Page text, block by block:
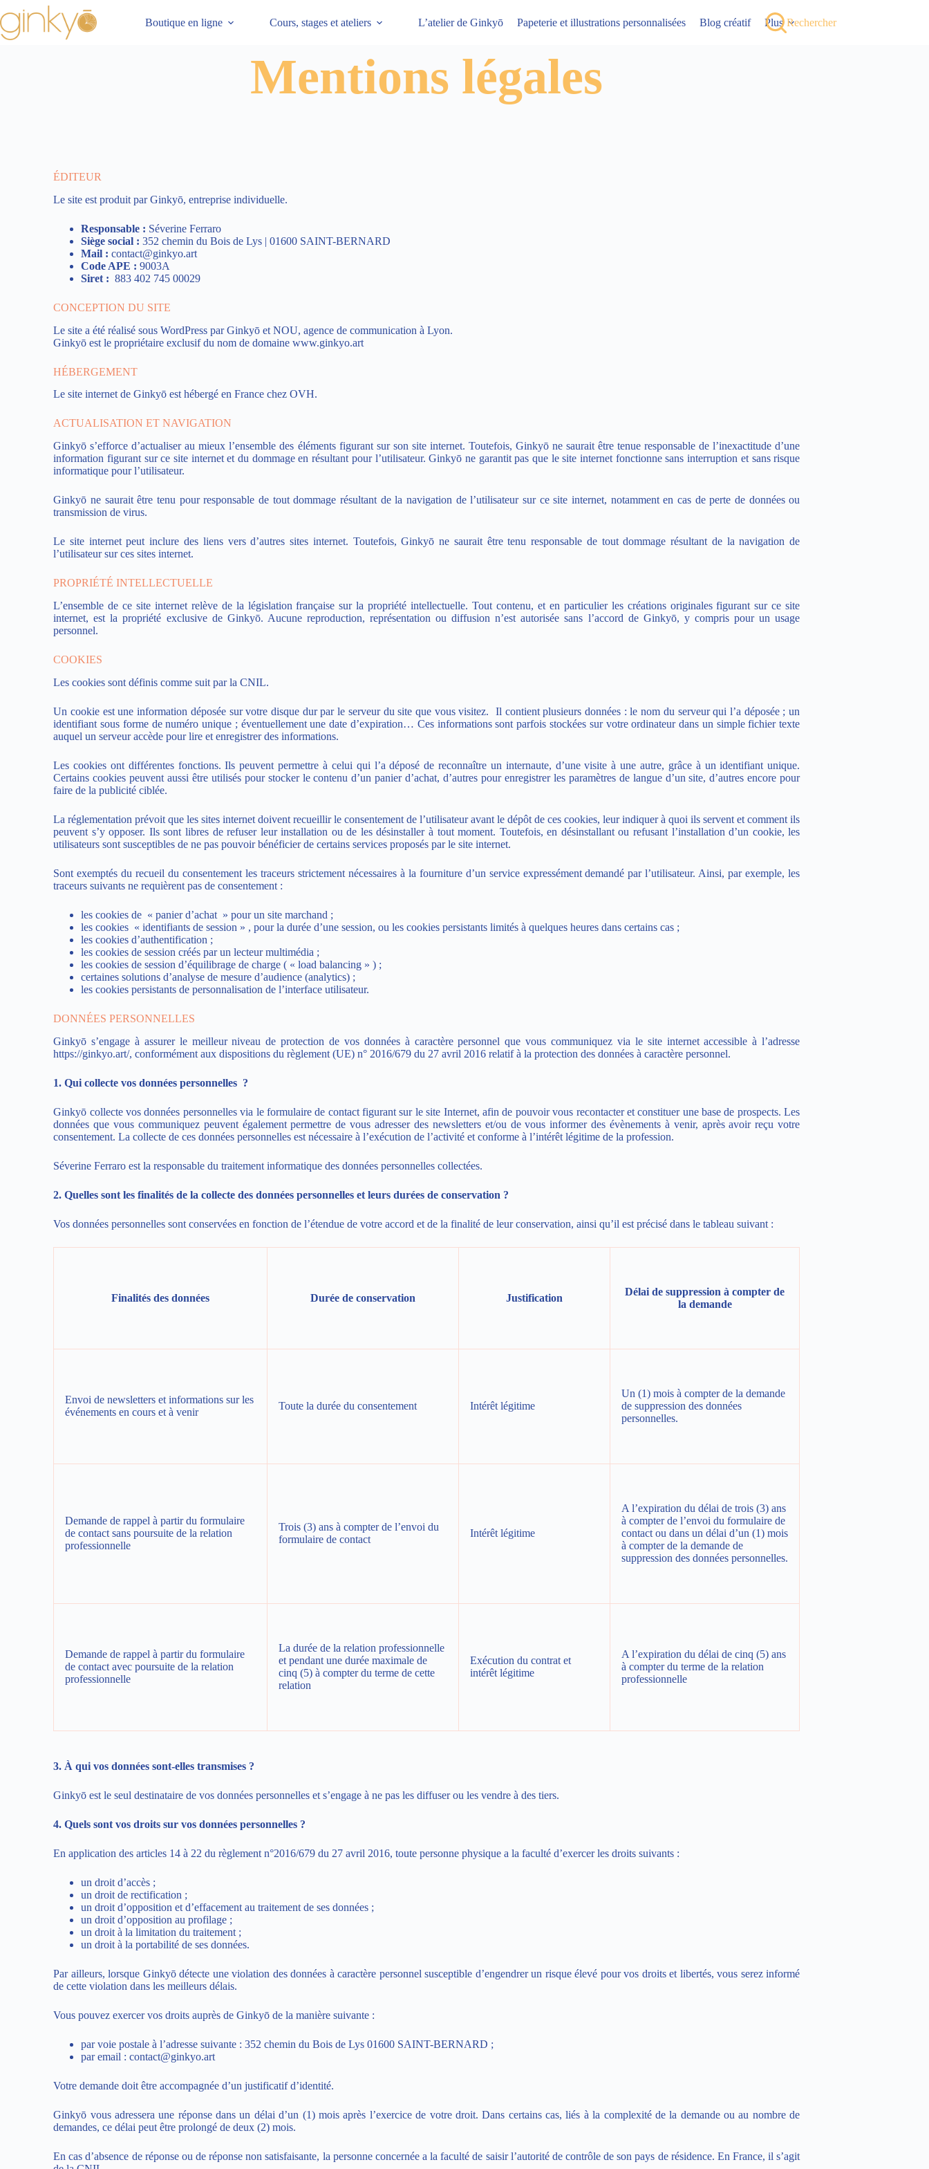
Boutique en ligne Cours, stages et ateliers L’atelier de Ginkyō Papeterie et illustrations personnalisées Blog créatif Plus Rechercher
Mentions légales
ÉDITEUR
Le site est produit par Ginkyō, entreprise individuelle.
Responsable : Séverine Ferraro
Siège social :352 chemin du Bois de Lys | 01600 SAINT-BERNARD
Mail : contact@ginkyo.art
Code APE : 9003A
Siret : 883 402 745 00029
CONCEPTION DU SITE
Le site a été réalisé sous WordPress par Ginkyō etNOU, agence de communication à Lyon.
Ginkyō est le propriétaire exclusif du nom de domaine www.ginkyo.art
HÉBERGEMENT
Le site internet de Ginkyō est hébergé en France chezOVH.
ACTUALISATION ET NAVIGATION
Ginkyō s’efforce d’actualiser au mieux l’ensemble des éléments figurant sur son site internet. Toutefois, Ginkyō ne saurait être tenue responsable de l’inexactitude d’une
information figurant sur ce site internet et du dommage en résultant pour l’utilisateur. Ginkyō ne garantit pas que le site internet fonctionne sans interruption et sans risque
informatique pour l’utilisateur.
Ginkyō ne saurait être tenu pour responsable de tout dommage résultant de la navigation de l’utilisateur sur ce site internet, notamment en cas de perte de données ou
transmission de virus.
Le site internet peut inclure des liens vers d’autres sites internet. Toutefois, Ginkyō ne saurait être tenu responsable de tout dommage résultant de la navigation de
l’utilisateur sur ces sites internet.
PROPRIÉTÉ INTELLECTUELLE
L’ensemble de ce site internet relève de la législation française sur la propriété intellectuelle. Tout contenu, et en particulier les créations originales figurant sur ce site
internet, est la propriété exclusive de Ginkyō. Aucune reproduction, représentation ou diffusion n’est autorisée sans l’accord de Ginkyō, y compris pour un usage
personnel.
COOKIES
Les cookies sont définis comme suit par laCNIL.
Un cookie est une information déposée sur votre disque dur par le serveur du site que vous visitez. Il contient plusieurs données : le nom du serveur qui l’a déposée ; un
identifiant sous forme de numéro unique ; éventuellement une date d’expiration… Ces informations sont parfois stockées sur votre ordinateur dans un simple fichier texte
auquel un serveur accède pour lire et enregistrer des informations.
Les cookies ont différentes fonctions. Ils peuvent permettre à celui qui l’a déposé de reconnaître un internaute, d’une visite à une autre, grâce à un identifiant unique.
Certains cookies peuvent aussi être utilisés pour stocker le contenu d’un panier d’achat, d’autres pour enregistrer les paramètres de langue d’un site, d’autres encore pour
faire de la publicité ciblée.
La réglementation prévoit que les sites internet doivent recueillir le consentement de l’utilisateur avant le dépôt de ces cookies, leur indiquer à quoi ils servent et comment ils
peuvent s’y opposer. Ils sont libres de refuser leur installation ou de les désinstaller à tout moment. Toutefois, en désinstallant ou refusant l’installation d’un cookie, les
utilisateurs sont susceptibles de ne pas pouvoir bénéficier de certains services proposés par le site internet.
Sont exemptés du recueil du consentement les traceurs strictement nécessaires à la fourniture d’un service expressément demandé par l’utilisateur. Ainsi, par exemple, les
traceurs suivants ne requièrent pas de consentement :
les cookies de « panier d’achat » pour un site marchand ;
les cookies « identifiants de session » , pour la durée d’une session, ou les cookies persistants limités à quelques heures dans certains cas ;
les cookies d’authentification ;
les cookies de session créés par un lecteur multimédia ;
les cookies de session d’équilibrage de charge ( « load balancing » ) ;
certaines solutions d’analyse de mesure d’audience (analytics) ;
les cookies persistants de personnalisation de l’interface utilisateur.
DONNÉES PERSONNELLES
Ginkyō s’engage à assurer le meilleur niveau de protection de vos données à caractère personnel que vous communiquez via le site internet accessible à l’adresse
https://ginkyo.art/, conformément aux dispositions du règlement (UE) n° 2016/679 du 27 avril 2016 relatif à la protection des données à caractère personnel.
1. Qui collecte vos données personnelles ?
Ginkyō collecte vos données personnelles via le formulaire de contact figurant sur le site Internet, afin de pouvoir vous recontacter et constituer une base de prospects. Les
données que vous communiquez peuvent également permettre de vous adresser des newsletters et/ou de vous informer des évènements à venir, après avoir reçu votre
consentement. La collecte de ces données personnelles est nécessaire à l’exécution de l’activité et conforme à l’intérêt légitime de la profession.
Séverine Ferraro est la responsable du traitement informatique des données personnelles collectées.
2. Quelles sont les finalités de la collecte des données personnelles et leurs durées de conservation ?
Vos données personnelles sont conservées en fonction de l’étendue de votre accord et de la finalité de leur conservation, ainsi qu’il est précisé dans le tableau suivant :
Finalités des données Durée de conservation Justification
Délai de suppression à compter de
la demande
Envoi de newsletters et informations sur les
événements en cours et à venir
Toute la durée du consentement Intérêt légitime
Un (1) mois à compter de la demande
de suppression des données
personnelles.
Demande de rappel à partir du formulaire
de contact sans poursuite de la relation
professionnelle
Trois (3) ans à compter de l’envoi du
formulaire de contact
Intérêt légitime
A l’expiration du délai de trois (3) ans
à compter de l’envoi du formulaire de
contact ou dans un délai d’un (1) mois
à compter de la demande de
suppression des données personnelles.
Demande de rappel à partir du formulaire
de contact avec poursuite de la relation
professionnelle
La durée de la relation professionnelle
et pendant une durée maximale de
cinq (5) à compter du terme de cette
relation
Exécution du contrat et
intérêt légitime
A l’expiration du délai de cinq (5) ans
à compter du terme de la relation
professionnelle
3. À qui vos données sont-elles transmises ?
Ginkyō est le seul destinataire de vos données personnelles et s’engage à ne pas les diffuser ou les vendre à des tiers.
4. Quels sont vos droits sur vos données personnelles ?
En application des articles 14 à 22 du règlement n°2016/679 du 27 avril 2016, toute personne physique a la faculté d’exercer les droits suivants :
un droit d’accès ;
un droit de rectification ;
un droit d’opposition et d’effacement au traitement de ses données ;
un droit d’opposition au profilage ;
un droit à la limitation du traitement ;
un droit à la portabilité de ses données.
Par ailleurs, lorsque Ginkyō détecte une violation des données à caractère personnel susceptible d’engendrer un risque élevé pour vos droits et libertés, vous serez informé
de cette violation dans les meilleurs délais.
Vous pouvez exercer vos droits auprès de Ginkyō de la manière suivante :
par voie postale à l’adresse suivante : 352 chemin du Bois de Lys 01600 SAINT-BERNARD ;
par email :contact@ginkyo.art
Votre demande doit être accompagnée d’un justificatif d’identité.
Ginkyō vous adressera une réponse dans un délai d’un (1) mois après l’exercice de votre droit. Dans certains cas, liés à la complexité de la demande ou au nombre de
demandes, ce délai peut être prolongé de deux (2) mois.
En cas d’absence de réponse ou de réponse non satisfaisante, la personne concernée a la faculté de saisir l’autorité de contrôle de son pays de résidence. En France, il s’agit